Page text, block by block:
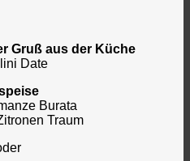
Gruß aus der Küche
Date
Burata
Traum